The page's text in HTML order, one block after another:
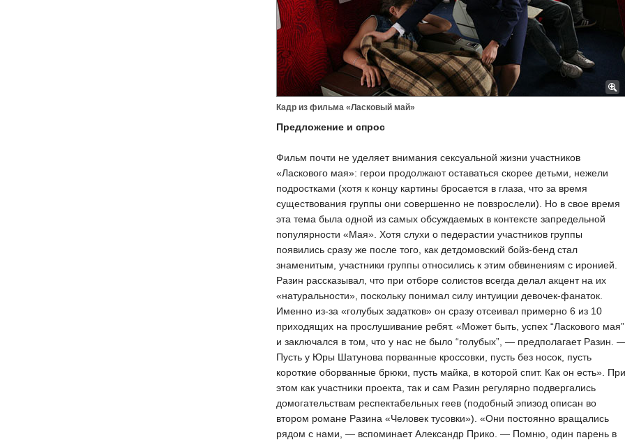
Кадр из фильма «Ласковый май»
Предложение и спрос
Фильм почти не уделяет внимания сексуальной жизни участников
«Ласкового мая»: герои продолжают оставаться скорее детьми, нежели
подростками (хотя к концу картины бросается в глаза, что за время
существования группы они совершенно не повзрослели). Но в свое время
эта тема была одной из самых обсуждаемых в контексте запредельной
популярности «Мая». Хотя слухи о педерастии участников группы
появились сразу же после того, как детдомовский бойз-бенд стал
знаменитым, участники группы относились к этим обвинениям с иронией.
Разин рассказывал, что при отборе солистов всегда делал акцент на их
«натуральности», поскольку понимал силу интуиции девочек-фанаток.
Именно из-за «голубых задатков» он сразу отсеивал примерно 6 из 10
приходящих на прослушивание ребят. «Может быть, успех “Ласкового мая”
и заключался в том, что у нас не было “голубых”, — предполагает Разин.
Пусть у Юры Шатунова порванные кроссовки, пусть без носок, пусть
короткие оборванные брюки, пусть майка, в которой спит. Как он есть». При
этом как участники проекта, так и сам Разин регулярно подвергались
домогательствам респектабельных геев (подобный эпизод описан во
втором романе Разина «Человек тусовки»). «Они постоянно вращались
рядом с нами, — вспоминает Александр Прико. — Помню, один парень в